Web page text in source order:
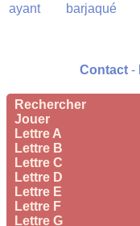
Rechercher
Jouer
Lettre A
Lettre B
Lettre C
Lettre D
Lettre E
Lettre F
Lettre G
ayant
barjaqué
Contact -